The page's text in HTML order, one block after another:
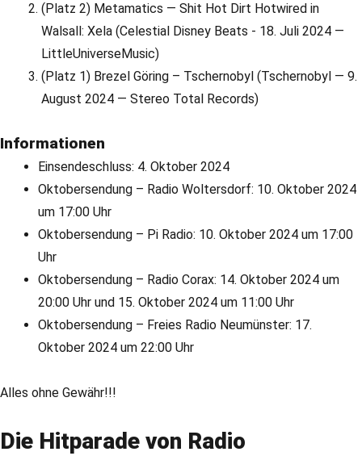
(Platz 2) Metamatics — Shit Hot Dirt Hotwired in
Walsall: Xela (Celestial Disney Beats - 18. Juli 2024 —
LittleUniverseMusic)
(Platz 1) Brezel Göring – Tschernobyl (Tschernobyl — 9.
August 2024 — Stereo Total Records)
Informationen
Einsendeschluss: 4. Oktober 2024
Oktobersendung – Radio Woltersdorf: 10. Oktober 2024
um 17:00 Uhr
Oktobersendung – Pi Radio: 10. Oktober 2024 um 17:00
Uhr
Oktobersendung – Radio Corax: 14. Oktober 2024 um
20:00 Uhr und 15. Oktober 2024 um 11:00 Uhr
Oktobersendung – Freies Radio Neumünster: 17.
Oktober 2024 um 22:00 Uhr
Alles ohne Gewähr!!!
Die Hitparade von Radio